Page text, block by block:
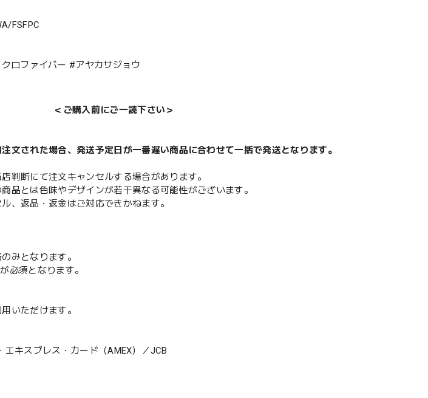
FSFPC
ロファイバー #アヤカサジョウ
＜ご購入前にご一読下さい＞
文された場合、発送予定日が一番遅い商品に合わせて一括で発送となります。
判断にて注文キャンセルする場合があります。
品とは色味やデザインが若干異なる可能性がございます。
、返品・返金はご対応できかねます。
みとなります。
必須となります。
いただけます。
キスプレス・カード（AMEX）／JCB